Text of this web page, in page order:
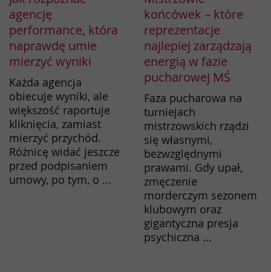
agencję
performance, która
naprawdę umie
mierzyć wyniki
Każda agencja
obiecuje wyniki, ale
większość raportuje
kliknięcia, zamiast
mierzyć przychód.
Różnicę widać jeszcze
przed podpisaniem
umowy, po tym, o ...
końcówek – które
reprezentacje
najlepiej zarządzają
energią w fazie
pucharowej MŚ
Faza pucharowa na
turniejach
mistrzowskich rządzi
się własnymi,
bezwzględnymi
prawami. Gdy upał,
zmęczenie
morderczym sezonem
klubowym oraz
gigantyczna presja
psychiczna ...